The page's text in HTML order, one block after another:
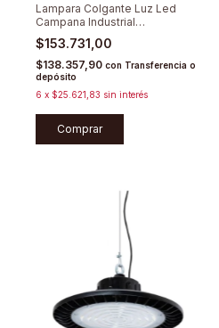
Lampara Colgante Luz Led
Campana Industrial
Galpón/depósito
$153.731,00
$138.357,90 con Transferencia o
depósito
6 x $25.621,83 sin interés
Comprar